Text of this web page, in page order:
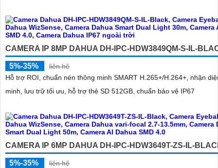
CAMERA IP 8MP DAHUA DH-IPC-HDW3849QM-S-IL-
5%-35%
liên hệ
Hỗ trợ ROI, chuẩn nén thông minh SMART H.265+/H.264+, nhận
minh, lưu trữ tối ưu, hỗ trợ thẻ SD 512GB, chuẩn bảo vệ IP67
CAMERA IP 6MP DAHUA DH-IPC-HDW3649T-ZS-IL-
5%-35%
liên hệ